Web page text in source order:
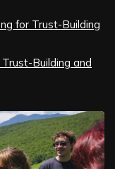
for Trust-Building
Building and